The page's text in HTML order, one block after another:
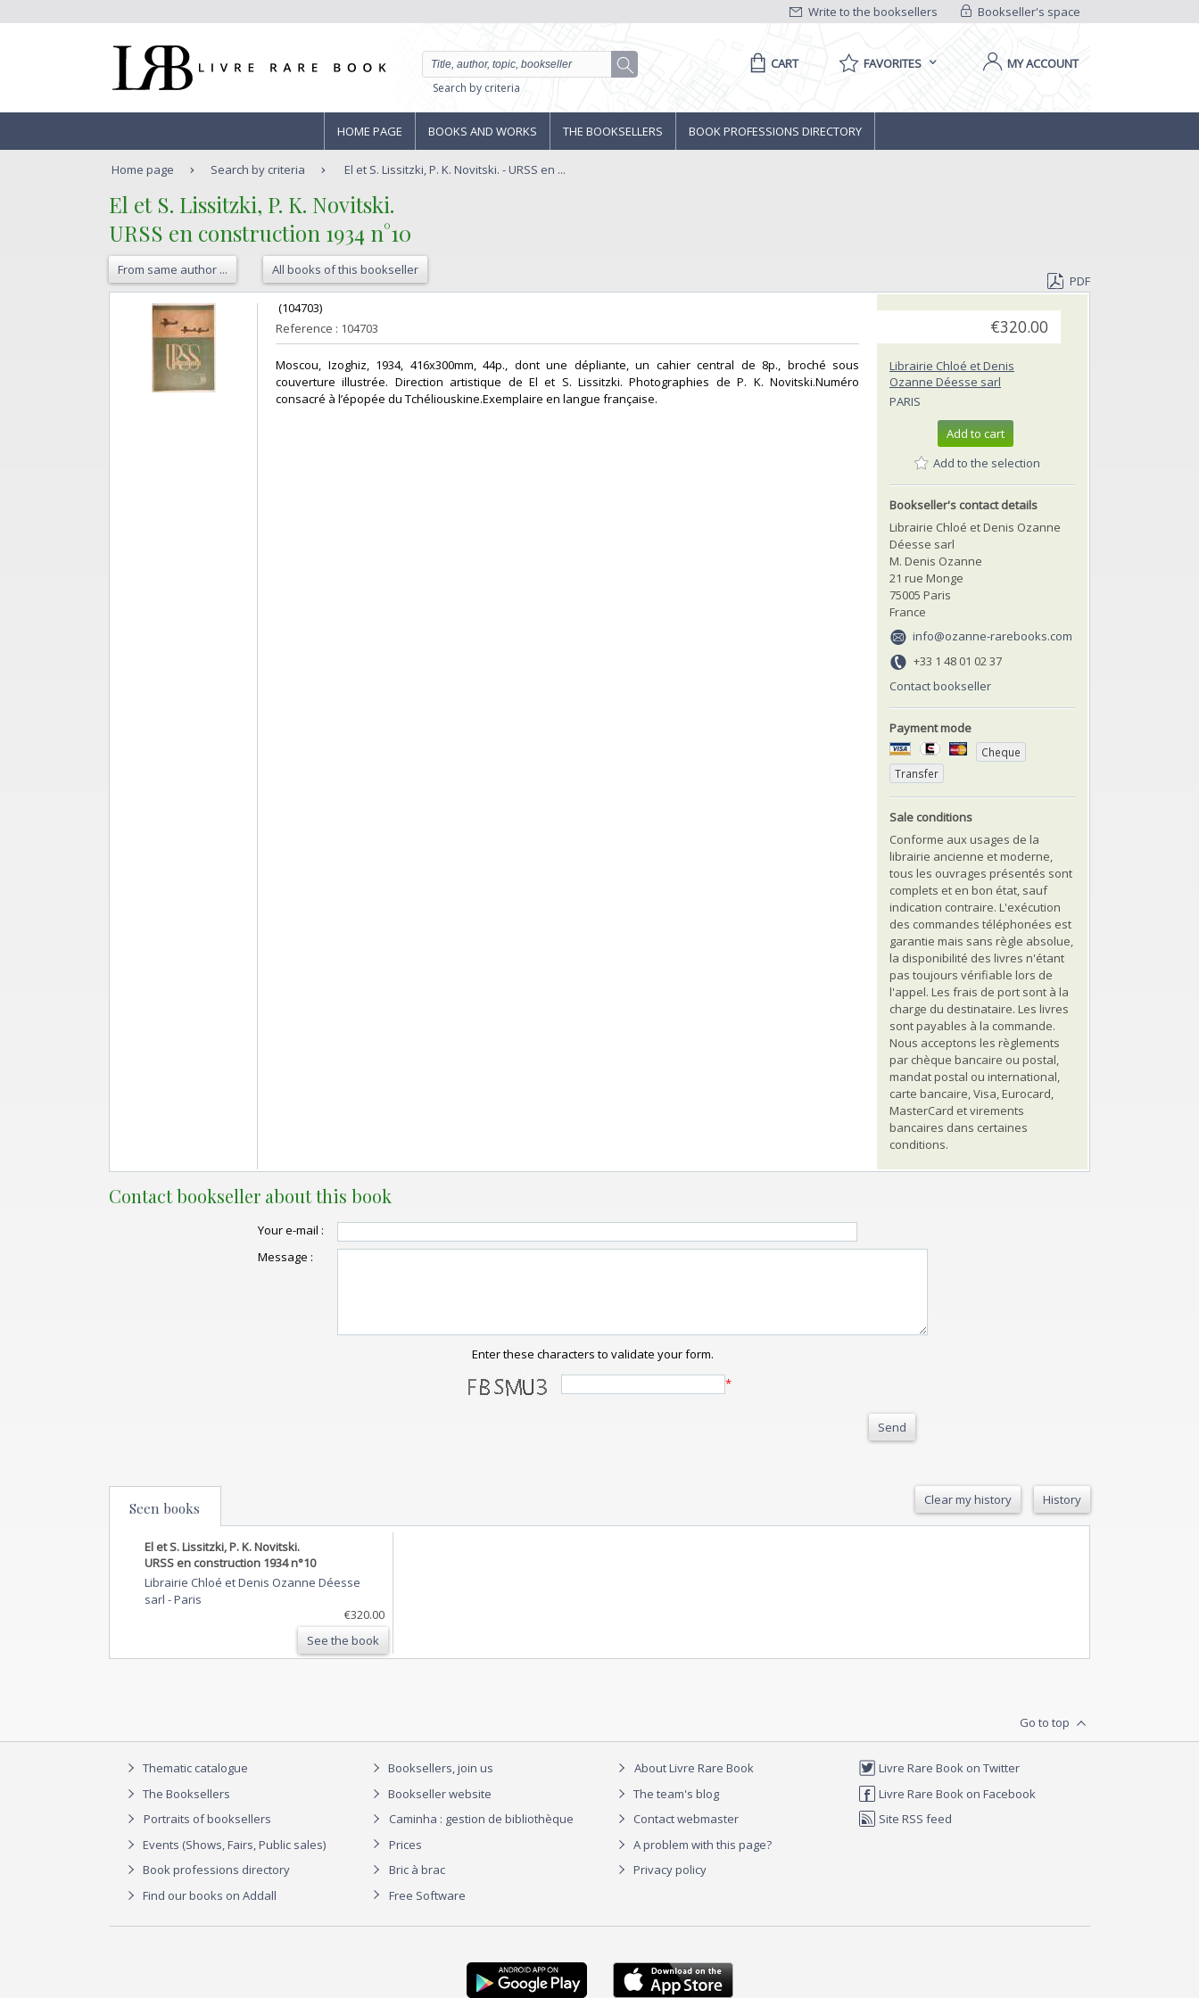
Bookseller's space
Write to the booksellers
Search by criteria
CART FAVORITES MY ACCOUNT
HOME PAGE BOOKS AND WORKS THE BOOKSELLERS BOOK PROFESSIONS DIRECTORY
Home page Search by criteria El et S. Lissitzki, P. K. Novitski. - URSS en ...
‎El et S. Lissitzki, P. K. Novitski.‎
‎URSS en construction 1934 n°10‎
From same author ... All books of this bookseller
PDF
‎ (104703) ‎
Reference : 104703
‎Moscou, Izoghiz, 1934, 416x300mm, 44p., dont une dépliante, un cahier central de 8p., broché sous
couverture illustrée. Direction artistique de El et S. Lissitzki. Photographies de P. K. Novitski.Numéro
consacré à l’épopée du Tchéliouskine.Exemplaire en langue française. ‎
€320.00
Librairie Chloé et Denis
Ozanne Déesse sarl
PARIS
Add to cart
Add to the selection
Bookseller's contact details
Librairie Chloé et Denis Ozanne
Déesse sarl
M. Denis Ozanne
21 rue Monge
75005 Paris
France
info@ozanne-rarebooks.com
+33 1 48 01 02 37
Contact bookseller
Payment mode
Cheque
Transfer
Sale conditions
Conforme aux usages de la
librairie ancienne et moderne,
tous les ouvrages présentés sont
complets et en bon état, sauf
indication contraire. L'exécution
des commandes téléphonées est
garantie mais sans règle absolue,
la disponibilité des livres n'étant
pas toujours vérifiable lors de
l'appel. Les frais de port sont à la
charge du destinataire. Les livres
sont payables à la commande.
Nous acceptons les règlements
par chèque bancaire ou postal,
mandat postal ou international,
carte bancaire, Visa, Eurocard,
MasterCard et virements
bancaires dans certaines
conditions.
Contact bookseller about this book
Your e-mail :
Message :
Enter these characters to validate your form.
*
Send
Seen books Clear my history History
El et S. Lissitzki, P. K. Novitski.
URSS en construction 1934 n°10
Librairie Chloé et Denis Ozanne Déesse
sarl -Paris
€320.00
See the book
Go to top
Thematic catalogue
The Booksellers
Portraits of booksellers
Events (Shows, Fairs, Public sales)
Book professions directory
Find our books on Addall
Booksellers, join us
Bookseller website
Caminha : gestion de bibliothèque
Prices
Bric à brac
Free Software
About Livre Rare Book
The team's blog
Contact webmaster
A problem with this page?
Privacy policy
Livre Rare Book on Twitter
Livre Rare Book on Facebook
Site RSS feed